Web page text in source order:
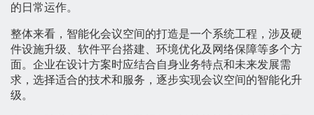
的日常运作。
整体来看，智能化会议空间的打造是一个系统工程，涉及硬
件设施升级、软件平台搭建、环境优化及网络保障等多个方
面。企业在设计方案时应结合自身业务特点和未来发展需
求，选择适合的技术和服务，逐步实现会议空间的智能化升
级。